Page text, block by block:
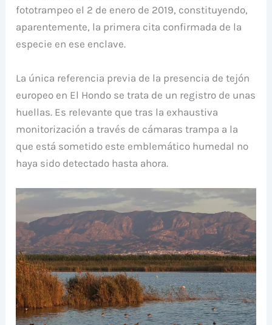
fototrampeo el 2 de enero de 2019, constituyendo,
aparentemente, la primera cita confirmada de la
especie en ese enclave.
La única referencia previa de la presencia de tejón
europeo en El Hondo se trata de un registro de unas
huellas. Es relevante que tras la exhaustiva
monitorización a través de cámaras trampa a la
que está sometido este emblemático humedal no
haya sido detectado hasta ahora.